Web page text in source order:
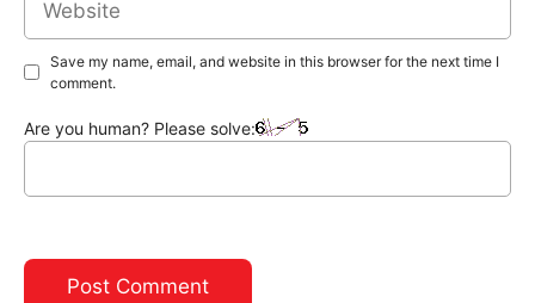
Save my name, email, and website in this browser for the next time I
comment.
Are you human? Please solve: